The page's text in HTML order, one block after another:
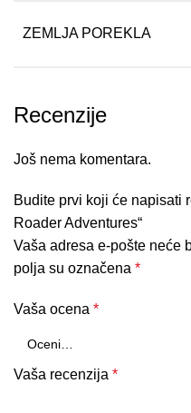
ZEMLJA POREKLA
Recenzije
Još nema komentara.
Budite prvi koji će napisati
Roader Adventures“
Vaša adresa e-pošte neće
polja su označena*
Vaša ocena*
Vaša recenzija*